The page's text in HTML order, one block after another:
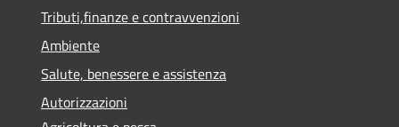
Tributi,finanze e contravvenzioni
Ambiente
Salute, benessere e assistenza
Autorizzazioni